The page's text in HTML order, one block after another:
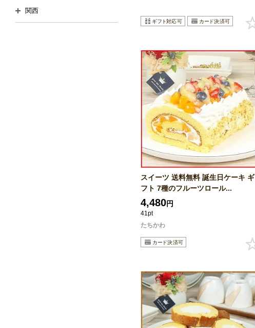
スイーツ 送料無料 誕生日ケーキ ギ
フト 7種のフルーツロール...
4,480円
41pt
たちかわ
関西